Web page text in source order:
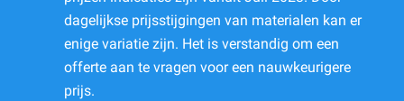
dagelijkse prijsstijgingen van materialen kan er
enige variatie zijn. Het is verstandig om een
offerte aan te vragen voor een nauwkeurigere
prijs.